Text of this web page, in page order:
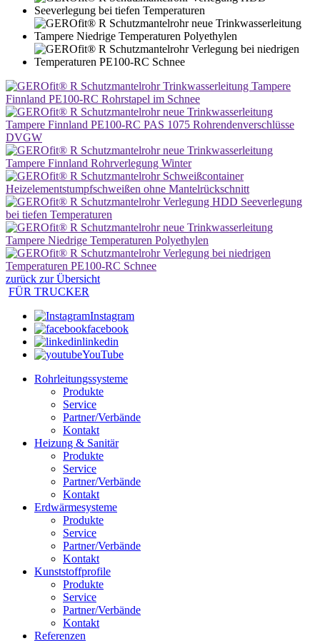
zurück zur Übersicht
FÜR TRUCKER
Instagram
facebook
linkedin
YouTube
Rohrleitungssysteme
Produkte
Service
Partner/Verbände
Kontakt
Heizung & Sanitär
Produkte
Service
Partner/Verbände
Kontakt
Erdwärmesysteme
Produkte
Service
Partner/Verbände
Kontakt
Kunststoffprofile
Produkte
Service
Partner/Verbände
Kontakt
Referenzen